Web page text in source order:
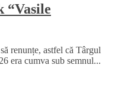
“Vasile
renunțe, astfel că Târgul
era cumva sub semnul...